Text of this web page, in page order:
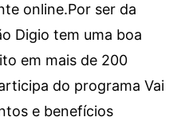
online.Por ser da
Digio tem uma boa
em mais de 200
do programa Vai
e benefícios